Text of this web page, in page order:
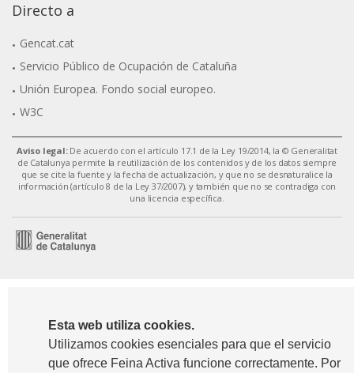
Directo a
Gencat.cat
Servicio Público de Ocupación de Cataluña
Unión Europea. Fondo social europeo.
W3C
Aviso legal:De acuerdo con el artículo 17.1 de la Ley 19/2014, la © Generalitat
de Catalunya permite la reutilización de los contenidos y de los datos siempre
que se cite la fuente y la fecha de actualización, y que no se desnaturalice la
información (artículo 8 de la Ley 37/2007), y también que no se contradiga con
una licencia específica.
Esta web utiliza cookies.
Utilizamos cookies esenciales para que el servicio
que ofrece Feina Activa funcione correctamente. Por